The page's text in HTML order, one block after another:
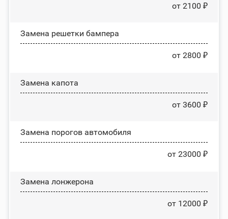
от 2100 ₽
Замена решетки бампера
от 2800 ₽
Замена капота
от 3600 ₽
Замена порогов автомобиля
от 23000 ₽
Замена лонжерона
от 12000 ₽